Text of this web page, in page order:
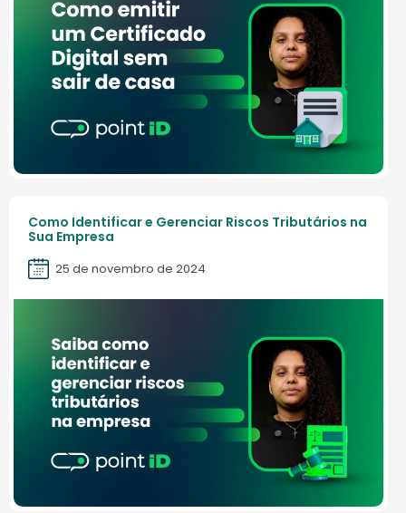
Como Identificar e Gerenciar Riscos Tributários na
Sua Empresa
25 de novembro de 2024